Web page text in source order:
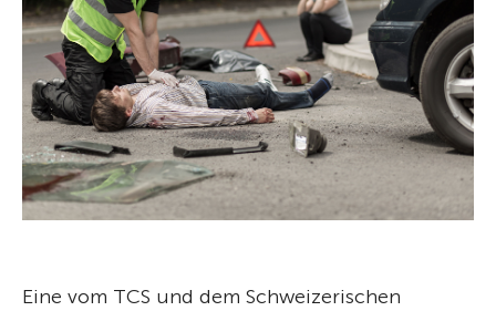
Eine vom TCS und dem Schweizerischen